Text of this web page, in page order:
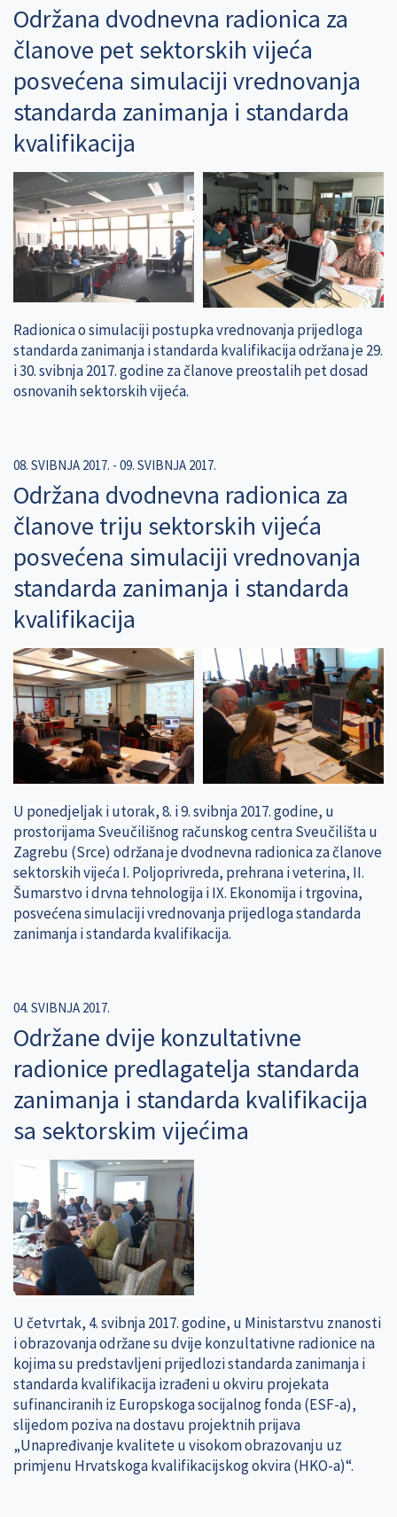
Održana dvodnevna radionica za
članove pet sektorskih vijeća
posvećena simulaciji vrednovanja
standarda zanimanja i standarda
kvalifikacija
Radionica o simulaciji postupka vrednovanja prijedloga
standarda zanimanja i standarda kvalifikacija održana je 29.
i 30. svibnja 2017. godine za članove preostalih pet dosad
osnovanih sektorskih vijeća.
08. SVIBNJA 2017. - 09. SVIBNJA 2017.
Održana dvodnevna radionica za
članove triju sektorskih vijeća
posvećena simulaciji vrednovanja
standarda zanimanja i standarda
kvalifikacija
U ponedjeljak i utorak, 8. i 9. svibnja 2017. godine, u
prostorijama Sveučilišnog računskog centra Sveučilišta u
Zagrebu (Srce) održana je dvodnevna radionica za članove
sektorskih vijeća I. Poljoprivreda, prehrana i veterina, II.
Šumarstvo i drvna tehnologija i IX. Ekonomija i trgovina,
posvećena simulaciji vrednovanja prijedloga standarda
zanimanja i standarda kvalifikacija.
04. SVIBNJA 2017.
Održane dvije konzultativne
radionice predlagatelja standarda
zanimanja i standarda kvalifikacija
sa sektorskim vijećima
U četvrtak, 4. svibnja 2017. godine, u Ministarstvu znanosti
i obrazovanja održane su dvije konzultativne radionice na
kojima su predstavljeni prijedlozi standarda zanimanja i
standarda kvalifikacija izrađeni u okviru projekata
sufinanciranih iz Europskoga socijalnog fonda (ESF-a),
slijedom poziva na dostavu projektnih prijava
„Unapređivanje kvalitete u visokom obrazovanju uz
primjenu Hrvatskoga kvalifikacijskog okvira (HKO-a)“.